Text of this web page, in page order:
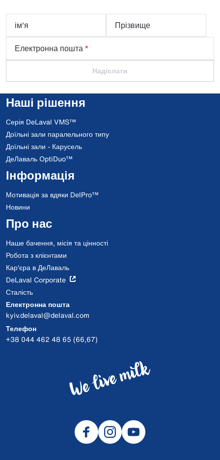
ім'я
Прізвище
Електронна пошта*
Надіслати
Наші рішення
Серія DeLaval VMS™
Доїльні зали паралельного типу
Доїльні зали - Карусель
ДеЛаваль OptiDuo™
Інформація
Мотивація за вдяки DelPro™
Новини
Про нас
Наше бачення, місія та цінності
Робота з клієнтами
Кар'єра в ДеЛаваль
DeLaval Corporate
Сталість
Електронна пошта
kyiv.delaval@delaval.com
Телефон
+38 044 462 48 65 (66,67)